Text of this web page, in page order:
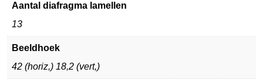
Aantal diafragma lamellen
13
Beeldhoek
42 (horiz,) 18,2 (vert,)